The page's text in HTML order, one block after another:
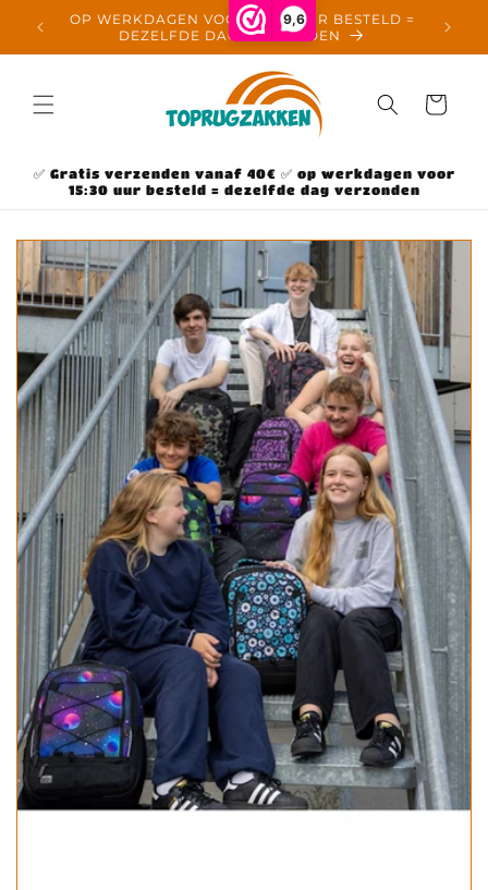
9,6
naar deGRATIS VERZENDING BOVEN €40 IN NL
✅ Gratis verzenden vanaf 40€ ✅ op werkdagen voor
15:30 uur besteld = dezelfde dag verzonden